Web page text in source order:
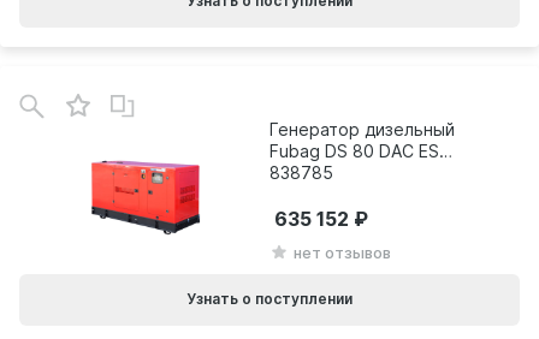
Генератор дизельный
Fubag DS 80 DAC ES
838785
нет отзывов
635 152
Узнать о поступлении